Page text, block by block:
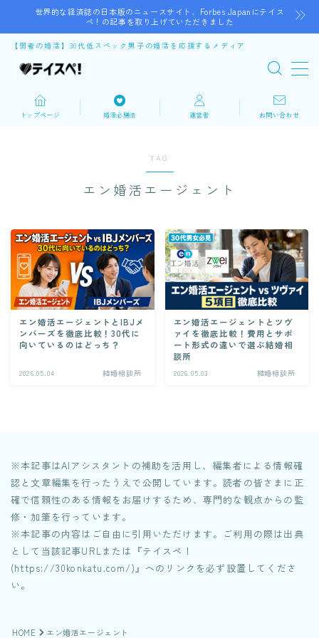
世界的な経済誌の日本版のニュースサイト、Forbes Japanにテイス
ペ！の記事を取り上げていただきました
【弱者の婚活】30代低スペック男子の婚活を応援するメディア
谷口テツ
婚活リカバリーコーチ
32歳で婚活を始めるが、低スペックなので350人の女性
にフラれる。婚活力を磨き5年間の婚活の末に結婚し娘
も誕生。 低スペックでも結婚できたノウハウが自分と
いしかわ結婚・子育て支援財団の『縁結びist』とし
て、地域で出会いをサポートする仲人ボランティアとし
ても活動中。
プロフィールを読む
X Instagram
YouTube
Contact
category
客観力
生活力 8
健康力 6
共感力 11
行動力
トップページ 婚活必勝法 運営者 お問い合わせ
TAG
エン婚活エージェント
エン婚活エージェントとIBJメ
ンバーズを徹底比較！30代に
向いているのはどっち？
2026.05.04 結婚相談所
エン婚活エージェントとツヴ
ァイを徹底比較！費用とサポ
ート形式の違いで選ぶ結婚相
談所
2026.05.03 結婚相談所
※本記事はAIアシスタントの補助を活用し、編集者による情報確
認と文章編集を行ったうえで公開しています。読者の皆さまに正
確で信頼性のある情報をお届けするため、専門的な観点からの監
修・加筆を行っています。
※本記事の内容はご自由に引用いただけます。ご利用の際は出典
として当該記事URLまたは『テイスペ！
(https://30konkatu.com/)』へのリンクを必ず設置してくださ
い。
HOME エン婚活エージェント